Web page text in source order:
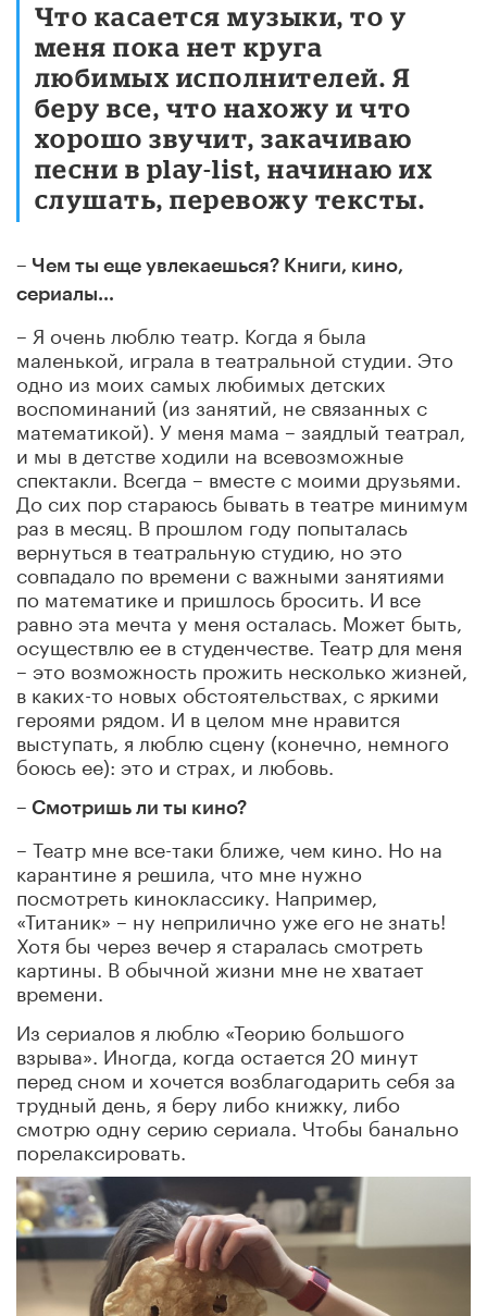
Что касается музыки, то у
меня пока нет круга
любимых исполнителей. Я
беру все, что нахожу и что
хорошо звучит, закачиваю
песни в play-list, начинаю их
слушать, перевожу тексты.
– Чем ты еще увлекаешься? Книги, кино,
сериалы…
– Я очень люблю театр. Когда я была
маленькой, играла в театральной студии. Это
одно из моих самых любимых детских
воспоминаний (из занятий, не связанных с
математикой). У меня мама – заядлый театрал,
и мы в детстве ходили на всевозможные
спектакли. Всегда – вместе с моими друзьями.
До сих пор стараюсь бывать в театре минимум
раз в месяц. В прошлом году попыталась
вернуться в театральную студию, но это
совпадало по времени с важными занятиями
по математике и пришлось бросить. И все
равно эта мечта у меня осталась. Может быть,
осуществлю ее в студенчестве. Театр для меня
– это возможность прожить несколько жизней,
в каких-то новых обстоятельствах, с яркими
героями рядом. И в целом мне нравится
выступать, я люблю сцену (конечно, немного
боюсь ее): это и страх, и любовь.
– Смотришь ли ты кино?
– Театр мне все-таки ближе, чем кино. Но на
карантине я решила, что мне нужно
посмотреть киноклассику. Например,
«Титаник» – ну неприлично уже его не знать!
Хотя бы через вечер я старалась смотреть
картины. В обычной жизни мне не хватает
времени.
Из сериалов я люблю «Теорию большого
взрыва». Иногда, когда остается 20 минут
перед сном и хочется возблагодарить себя за
трудный день, я беру либо книжку, либо
смотрю одну серию сериала. Чтобы банально
порелаксировать.